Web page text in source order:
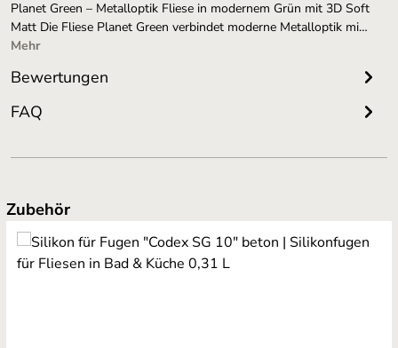
Planet Green – Metalloptik Fliese in modernem Grün mit 3D Soft
Matt Die Fliese Planet Green verbindet moderne Metalloptik mi…
Mehr
Bewertungen
FAQ
Produktgalerie überspringen
Zubehör